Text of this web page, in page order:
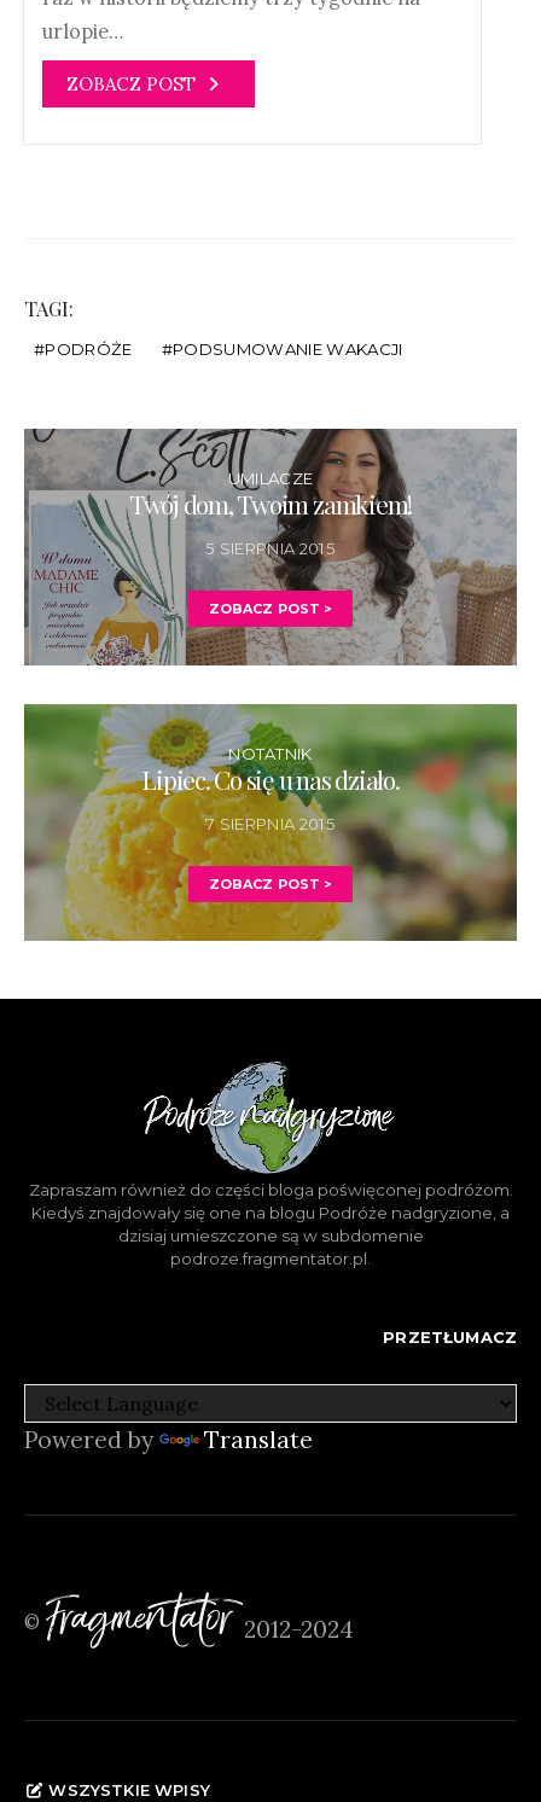
urlopie…
ZOBACZ POST
TAGI:
PODRÓŻE PODSUMOWANIE WAKACJI
UMILACZE
Twój dom, Twoim zamkiem!
5 SIERPNIA 2015
ZOBACZ POST >
NOTATNIK
Lipiec. Co się u nas działo.
7 SIERPNIA 2015
ZOBACZ POST >
Zapraszam również do części bloga poświęconej podróżom.
Kiedyś znajdowały się one na blogu Podróże nadgryzione, a
dzisiaj umieszczone są w subdomenie
podroze.fragmentator.pl.
PRZETŁUMACZ
Powered by Translate
© Fragmentator 2012-2024
WSZYSTKIE WPISY